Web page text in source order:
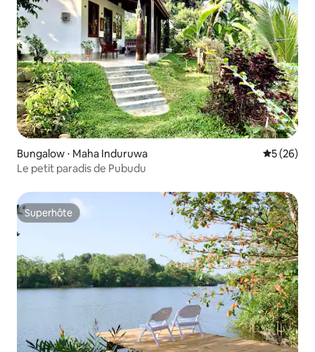
Bungalow ⋅ Maha Induruwa
5 (26)
Le petit paradis de Pubudu
Superhôte
Superhôte